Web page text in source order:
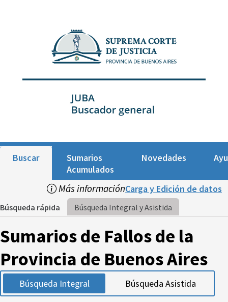
Buscar
Sumarios
Acumulados
Novedades
Más informaciónCarga y Edición de datos
Búsqueda rápida Búsqueda Integral y Asistida
Sumarios de Fallos de la
Provincia de Buenos Aires
Búsqueda Integral Búsqueda Asistida